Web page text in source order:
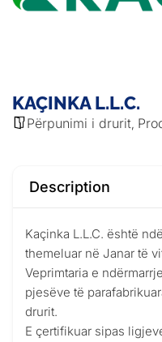
KAÇINKA L.L.C.
Përpunimi i drurit,
Description
Kaçinka L.L.C. është
themeluar në Janar të
Veprimtaria e
pjesëve të
drurit.
E çertifikuar sipas